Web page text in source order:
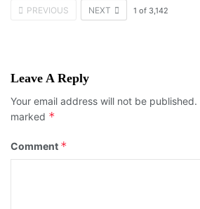
PREVIOUS NEXT 1 of 3,142
Leave A Reply
Your email address will not be published.
marked *
Comment *